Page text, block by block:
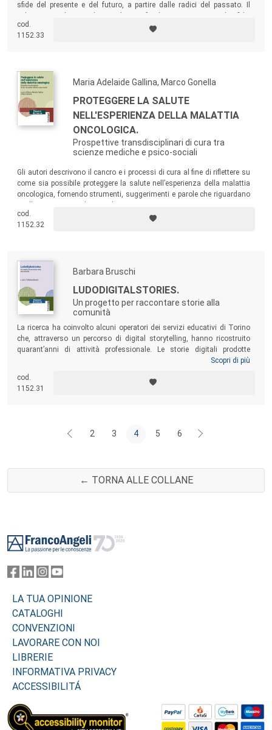
sfide del presente e del futuro, a partire dalle radici del passato. Il
offrendo apporti di studio articolati, secondo prospettive
metodologiche diverse.
cod.
1152.33
Maria Adelaide Gallina, Marco Gonella
PROTEGGERE LA SALUTE
NELL'ESPERIENZA DELLA MALATTIA
ONCOLOGICA.
Prospettive transdisciplinari di cura tra
scienze mediche e psico-sociali
Gli autori descrivono il cancro e i processi di cura al fine di riflettere su
come sia possibile proteggere la salute nell’esperienza della malattia
oncologica, fornendo strumenti, suggerimenti e parole che riguardano
cod.
1152.32
Barbara Bruschi
LUDODIGITALSTORIES.
Un progetto per raccontare storie alla
comunità
La ricerca ha coinvolto alcuni operatori dei servizi educativi di Torino
che, attraverso un percorso di digital storytelling, hanno ricostruito
quarant’anni di attività professionale. Le storie digitali prodotte
documentano una parte importante della storia educativa di I.T.E.R.
visione particolare dei servizi e la possibilità di meglio comprenderne il
significato e l’organizzazione.
Scopri di più
cod.
1152.31
2 3 4 5 6
← TORNA ALLE COLLANE
LA TUA OPINIONE
CATALOGHI
CONVENZIONI
LAVORARE CON NOI
LIBRERIE
INFORMATIVA PRIVACY
ACCESSIBILITÁ